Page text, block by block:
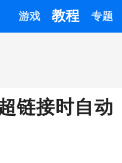
游戏 教程 专题
链接时自动